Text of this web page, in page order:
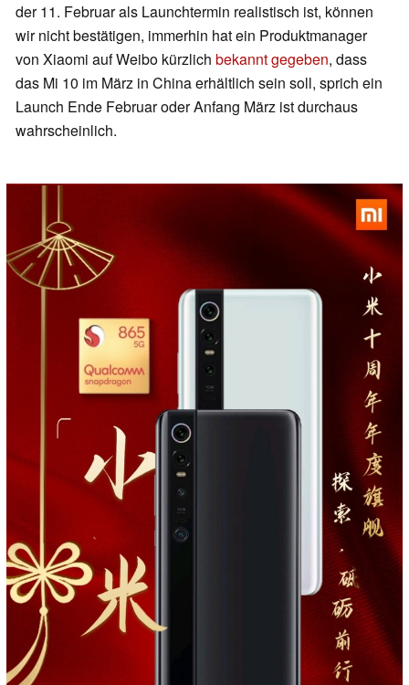
der 11. Februar als Launchtermin realistisch ist, können
wir nicht bestätigen, immerhin hat ein Produktmanager
von Xiaomi auf Weibo kürzlich bekannt gegeben, dass
das Mi 10 im März in China erhältlich sein soll, sprich ein
Launch Ende Februar oder Anfang März ist durchaus
wahrscheinlich.